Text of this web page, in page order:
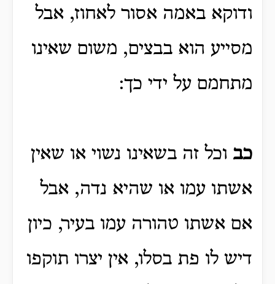
ודוקא באמה אסור לאחוז, אבל
מסייע הוא בבצים, משום שאינו
מתחמם על ידי כך:
כב וכל זה בשאינו נשוי או שאין
אשתו עמו או שהיא נדה, אבל
אם אשתו טהורה עמו בעיר, כיון
דיש לו פת בסלו, אין יצרו תוקפו